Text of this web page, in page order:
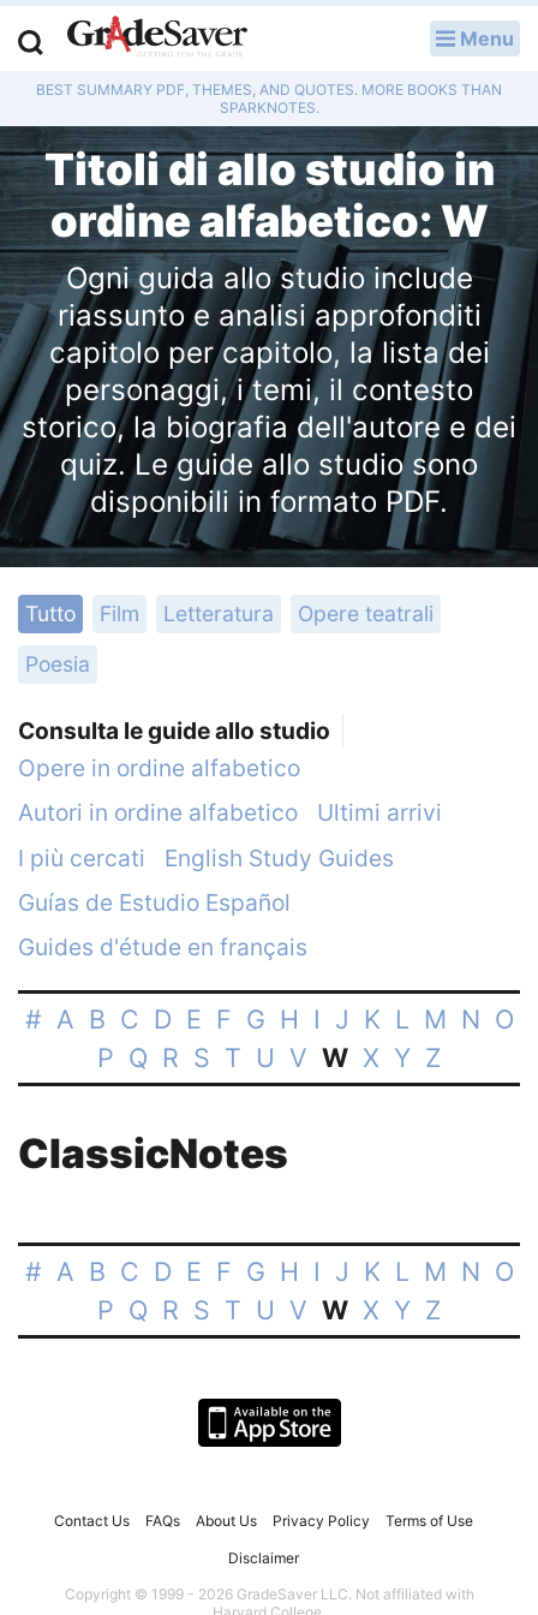
Menu
BEST SUMMARY PDF, THEMES, AND QUOTES. MORE BOOKS THAN
SPARKNOTES.
Titoli di allo studio in
ordine alfabetico: W
Ogni guida allo studio include
riassunto e analisi approfonditi
capitolo per capitolo, la lista dei
personaggi, i temi, il contesto
storico, la biografia dell'autore e dei
quiz. Le guide allo studio sono
disponibili in formato PDF.
Tutto Film Letteratura Opere teatrali
Poesia
Consulta le guide allo studio
Opere in ordine alfabetico
Autori in ordine alfabetico
Ultimi arrivi
I più cercati
English Study Guides
Guías de Estudio Español
Guides d'étude en français
# A B C D E F G H I J K L M N O
P Q R S T U V W X Y Z
ClassicNotes
# A B C D E F G H I J K L M N O
P Q R S T U V W X Y Z
Contact Us FAQs About Us Privacy Policy Terms of Use
Disclaimer
Copyright © 1999 - 2026 GradeSaver LLC. Not affiliated with
Guide allo studio
Domande degli utenti
Piani di lezione
Servizi di revisione
Temi svolti di letteratura
Saggi universitari
Esercizi svoltis
Consigli di scrittura